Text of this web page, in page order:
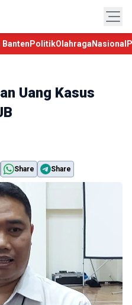
Banten PolitikOlahraga Nasional
Uang Kasus
Share Share